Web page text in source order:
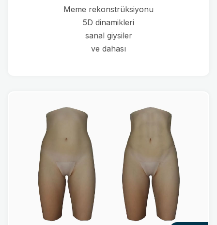
Meme rekonstrüksiyonu
5D dinamikleri
sanal giysiler
ve dahası